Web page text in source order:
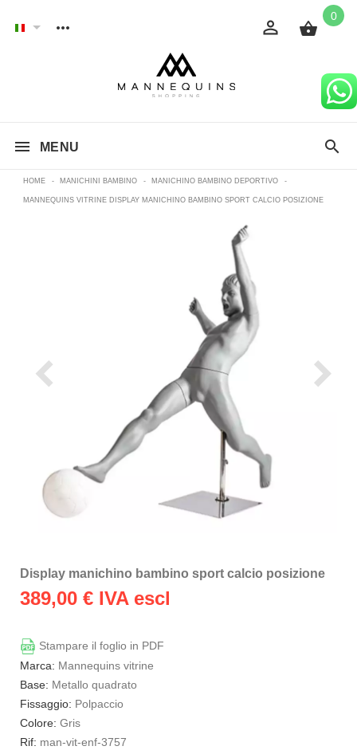
0
MENU
HOME - MANICHINI BAMBINO - MANICHINO BAMBINO DEPORTIVO -
MANNEQUINS VITRINE DISPLAY MANICHINO BAMBINO SPORT CALCIO POSIZIONE
Display manichino bambino sport calcio posizione
389,00 € IVA escl
Stampare il foglio in PDF
Marca: Mannequins vitrine
Base: Metallo quadrato
Fissaggio: Polpaccio
Colore: Gris
Rif: man-vit-enf-3757